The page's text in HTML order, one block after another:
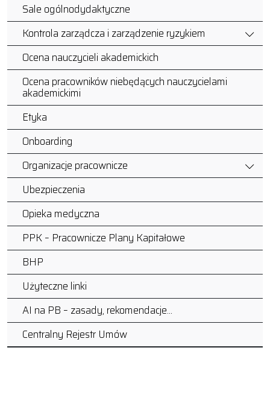
Sale ogólnodydaktyczne
Kontrola zarządcza i zarządzenie ryzykiem
Ocena nauczycieli akademickich
Ocena pracowników niebędących nauczycielami
akademickimi
Etyka
Onboarding
Organizacje pracownicze
Ubezpieczenia
Opieka medyczna
PPK – Pracownicze Plany Kapitałowe
BHP
Użyteczne linki
AI na PB – zasady, rekomendacje…
Centralny Rejestr Umów